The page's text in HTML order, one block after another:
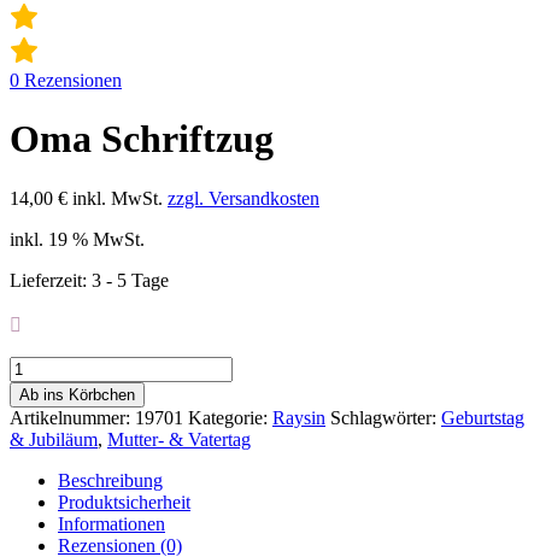
0 Rezensionen
Oma Schriftzug
14,00 € inkl. MwSt. zzgl. Versandkosten
inkl. 19 % MwSt.
Lieferzeit: 3 - 5 Tage
Oma
Schriftzug
Menge
Ab ins Körbchen
Artikelnummer: 19701 Kategorie: Raysin Schlagwörter: Geburtstag
& Jubiläum, Mutter- & Vatertag
Beschreibung
Produktsicherheit
Informationen
Rezensionen (0)